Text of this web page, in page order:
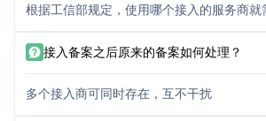
根据工信部规定，使用哪个接入的服务商就
接入备案之后原来的备案如何处理？
多个接入商可同时存在，互不干扰